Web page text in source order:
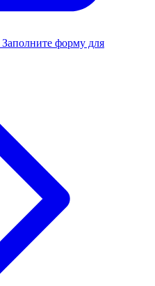
Заполните форму для